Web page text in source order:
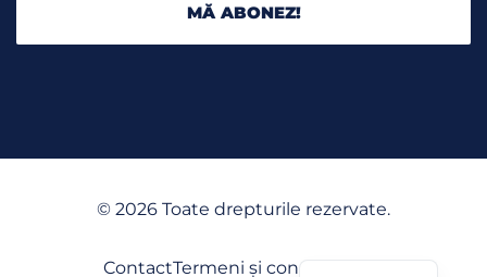
MĂ ABONEZ!
© 2026 Toate drepturile rezervate.
ContactTermeni și condiții